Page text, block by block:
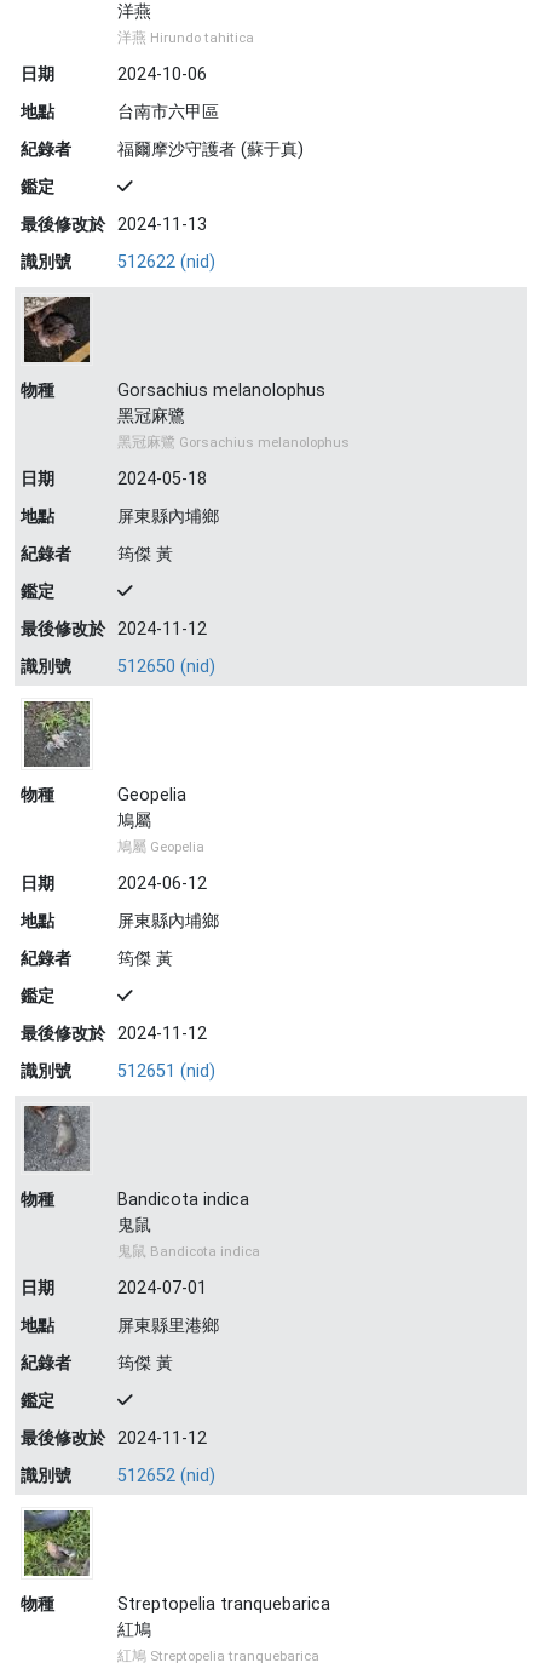
洋燕
洋燕 Hirundo tahitica
日期
2024-10-06
地點
台南市六甲區
紀錄者
福爾摩沙守護者 (蘇于真)
鑑定
最後修改於 2024-11-13
識別號
512622 (nid)
物種
Gorsachius melanolophus
黑冠麻鷺
黑冠麻鷺 Gorsachius melanolophus
日期
2024-05-18
地點
屏東縣內埔鄉
紀錄者
筠傑 黃
鑑定
最後修改於 2024-11-12
識別號
512650 (nid)
物種
Geopelia
鳩屬
鳩屬 Geopelia
日期
2024-06-12
地點
屏東縣內埔鄉
紀錄者
筠傑 黃
鑑定
最後修改於 2024-11-12
識別號
512651 (nid)
物種
Bandicota indica
鬼鼠
鬼鼠 Bandicota indica
日期
2024-07-01
地點
屏東縣里港鄉
紀錄者
筠傑 黃
鑑定
最後修改於 2024-11-12
識別號
512652 (nid)
物種
Streptopelia tranquebarica
紅鳩
紅鳩 Streptopelia tranquebarica